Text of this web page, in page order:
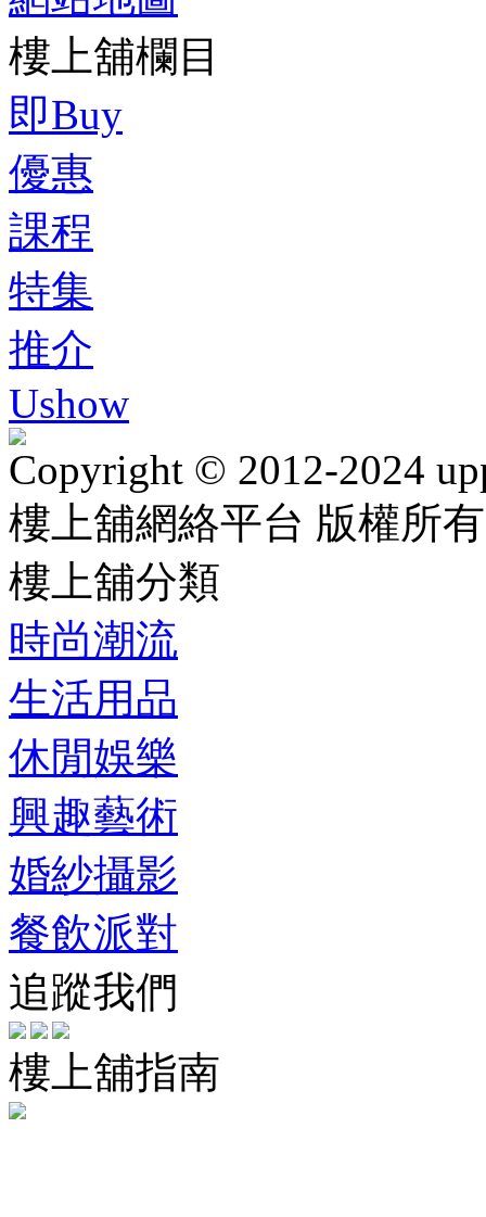
樓上舖欄目
即Buy
優惠
課程
特集
推介
Ushow
Copyright © 2012-2024
樓上舖網絡平台 版權所
樓上舖分類
時尚潮流
生活用品
休閒娛樂
興趣藝術
婚紗攝影
餐飲派對
追蹤我們
樓上舖指南